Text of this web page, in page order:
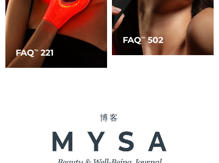
FAQTM 221
FAQTM502
博客